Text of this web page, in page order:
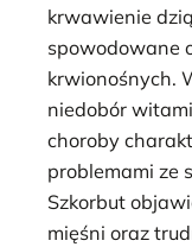
krwawienie
spowodowane
krwionośnych.
niedobór
choroby
problemami ze
Szkorbut
mięśni oraz